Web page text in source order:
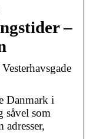
–
Danmark i
såvel som